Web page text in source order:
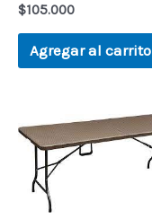
$105.000
Agregar al carrito